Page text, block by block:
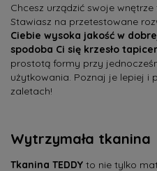
Chcesz urządzić swoje
Stawiasz na przetestowane
Ciebie wysoka jakość w
spodoba Ci się krzesło
prostotą formy przy
użytkowania. Poznaj je lepiej i
zaletach!
Wytrzymała tkanina
Tkanina TEDDY to nie tylko